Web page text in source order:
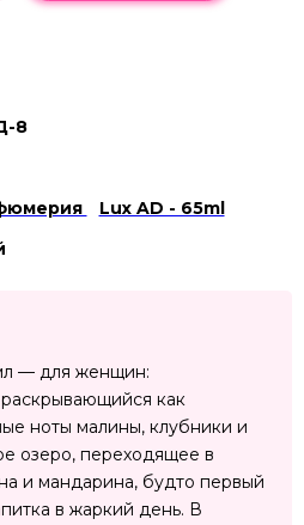
8
Lux AD - 65ml
— для женщин:
как
ноты малины, клубники и
озеро, переходящее в
и мандарина, будто первый
в жаркий день. В